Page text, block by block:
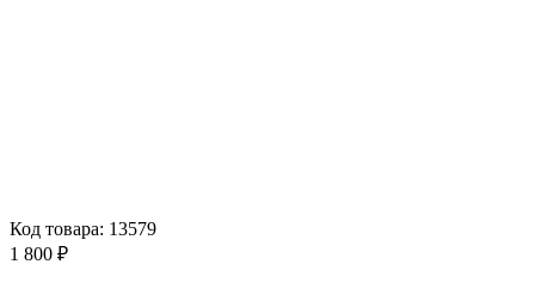
Код товара: 13579
1 800 ₽